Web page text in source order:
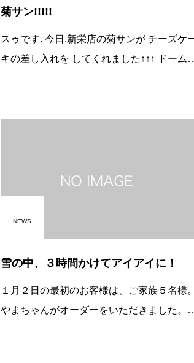
菊サン!!!!!
スゥです. 今日.新栄店の菊サンが チーズケー
キの差し入れを してくれました↑↑↑ ドーム型
NEWS
雪の中、３時間かけてアイアイに！
１月２日の最初のお客様は、ご家族５名様。
やまちゃんがオーダーをいただきました。